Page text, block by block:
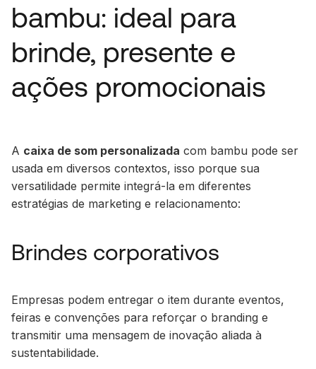
bambu: ideal para
brinde, presente e
ações promocionais
A caixa de som personalizada com bambu pode ser
usada em diversos contextos, isso porque sua
versatilidade permite integrá-la em diferentes
estratégias de marketing e relacionamento:
Brindes corporativos
Empresas podem entregar o item durante eventos,
feiras e convenções para reforçar o branding e
transmitir uma mensagem de inovação aliada à
sustentabilidade.